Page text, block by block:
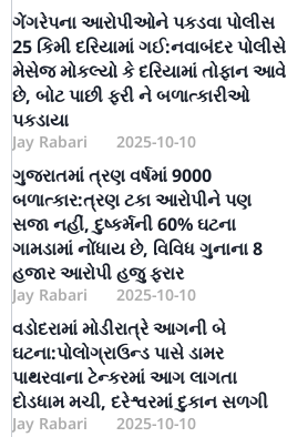
ગેંગરેપના આરોપીઓને પકડવા પોલીસ
25 કિમી દરિયામાં ગઈ:નવાબંદર પોલીસે
મેસેજ મોકલ્યો કે દરિયામાં તોફાન આવે
છે, બોટ પાછી ફરી ને બળાત્કારીઓ
પકડાયા
Jay Rabari 2025-10-10
ગુજરાતમાં ત્રણ વર્ષમાં 9000
બળાત્કાર:ત્રણ ટકા આરોપીને પણ
સજા નહીં, દુષ્કર્મની 60% ઘટના
ગામડામાં નોંધાય છે, વિવિધ ગુનાના 8
હજાર આરોપી હજુ ફરાર
Jay Rabari 2025-10-10
વડોદરામાં મોડીરાત્રે આગની બે
ઘટના:પોલોગ્રાઉન્ડ પાસે ડામર
પાથરવાના ટેન્કરમાં આગ લાગતા
દોડધામ મચી, દરેશ્વરમાં દુકાન સળગી
Jay Rabari 2025-10-10